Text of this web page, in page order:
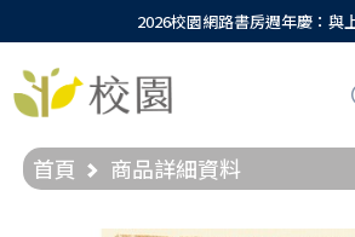
2026校園網路書房週年慶：與
首頁 商品詳細資料